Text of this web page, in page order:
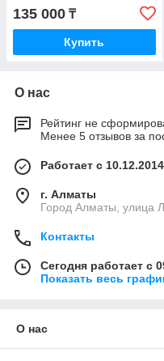
135 000 ₸
Купить
О нас
Рейтинг не
Менее 5 отзывов за
Работает с 10.12.2014
г. Алматы
Город Алматы, улица
Контакты
Сегодня работает с
Показать весь
О нас